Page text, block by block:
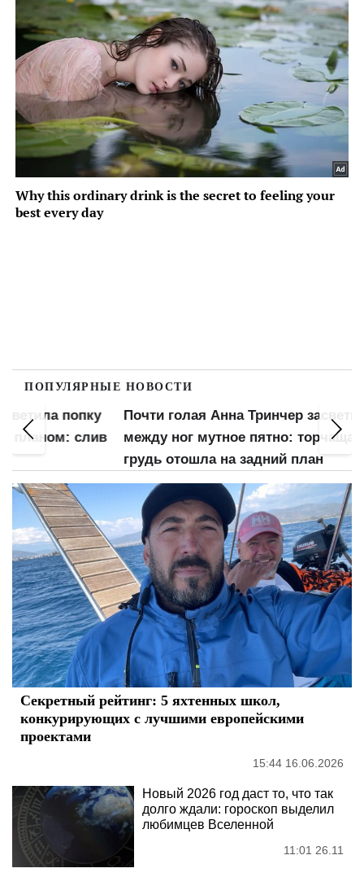
ПОПУЛЯРНЫЕ НОВОСТИ
Почти голая Анна Тринчер засветила
между ног мутное пятно: торчащая
грудь отошла на задний план
Секретный рейтинг: 5 яхтенных школ,
конкурирующих с лучшими европейскими
проектами
15:44 16.06.2026
Новый 2026 год даст то, что так
долго ждали: гороскоп выделил
любимцев Вселенной
11:01 26.11